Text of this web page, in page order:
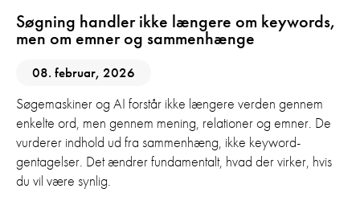
Søgning handler ikke længere om keywords,
men om emner og sammenhænge
08. februar, 2026
Søgemaskiner og AI forstår ikke længere verden gennem
enkelte ord, men gennem mening, relationer og emner. De
vurderer indhold ud fra sammenhæng, ikke keyword-
gentagelser. Det ændrer fundamentalt, hvad der virker, hvis
du vil være synlig.